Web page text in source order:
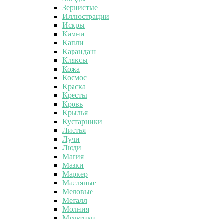
Зернистые
Иллюстрации
Искры
Камни
Капли
Карандаш
Кляксы
Кожа
Космос
Краска
Кресты
Кровь
Крылья
Кустарники
Листья
Лучи
Люди
Магия
Мазки
Маркер
Масляные
Меловые
Металл
Молния